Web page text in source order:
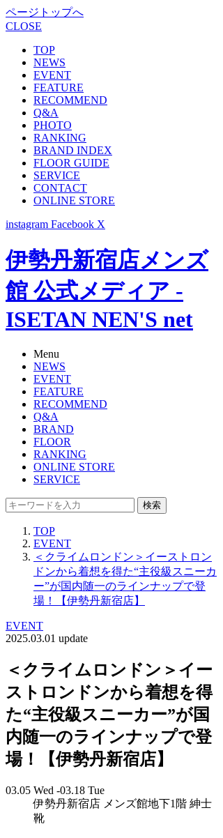
ページトップへ
CLOSE
TOP
NEWS
EVENT
FEATURE
RECOMMEND
Q&A
PHOTO
RANKING
BRAND INDEX
FLOOR GUIDE
SERVICE
CONTACT
ONLINE STORE
instagram Facebook X
伊勢丹新宿店メンズ
館 公式メディア -
ISETAN NEN'S net
Menu
NEWS
EVENT
FEATURE
RECOMMEND
Q&A
BRAND
FLOOR
RANKING
ONLINE STORE
SERVICE
検索
TOP
EVENT
＜クライムロンドン＞イーストロン
ドンから着想を得た“主役級スニーカ
ー”が国内随一のラインナップで登
場！【伊勢丹新宿店】
EVENT
2025.03.01 update
＜クライムロンドン＞イー
ストロンドンから着想を得
た“主役級スニーカー”が国
内随一のラインナップで登
場！【伊勢丹新宿店】
03.05 Wed -03.18 Tue
伊勢丹新宿店 メンズ館地下1階 紳士
靴